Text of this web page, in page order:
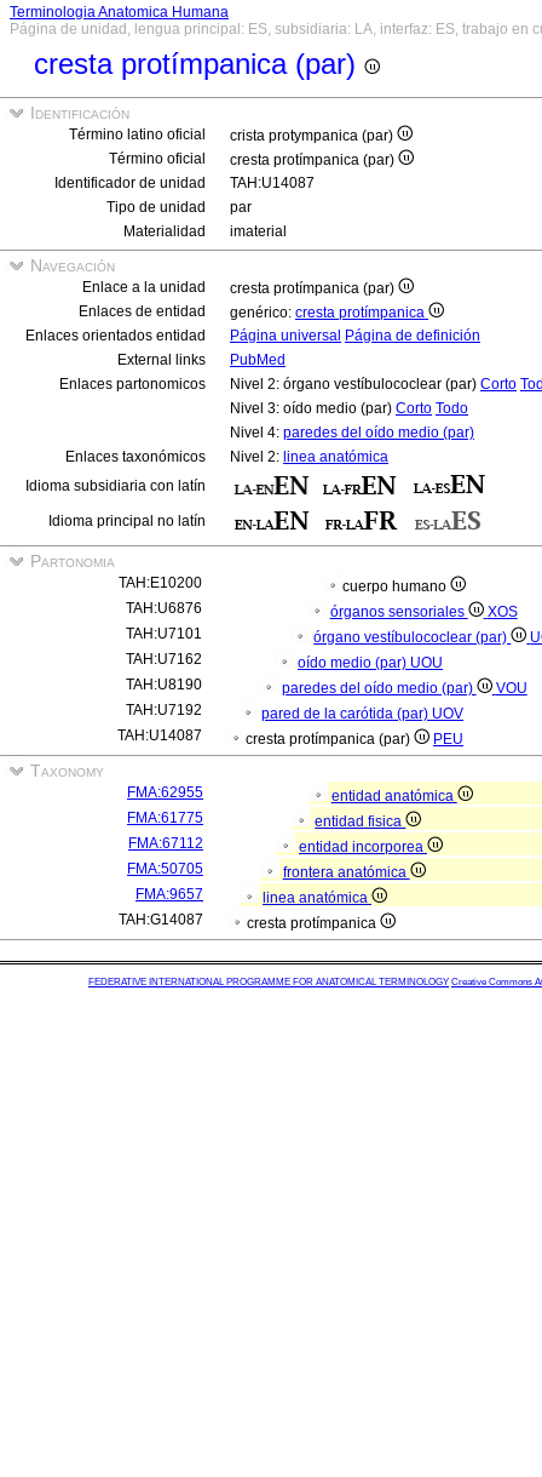
Terminologia Anatomica Humana
Página de unidad, lengua principal: ES, subsidiaria: LA, interfaz: ES, trabajo en
cresta protímpanica (par)
Identificación
Término latino oficial
crista protympanica (par)
Término oficial
cresta protímpanica (par)
Identificador de unidad
TAH:U14087
Tipo de unidad
par
Materialidad
imaterial
Navegación
Enlace a la unidad
cresta protímpanica (par)
Enlaces de entidad
genérico: cresta protímpanica
Enlaces orientados entidad
Página universal Página de definición
External links
PubMed
Enlaces partonomicos
Nivel 2: órgano vestíbulococlear (par) Corto
Nivel 3: oído medio (par) Corto Todo
Nivel 4: paredes del oído medio (par)
Enlaces taxonómicos
Nivel 2: linea anatómica
Idioma subsidiaria con latín
Idioma principal no latín
Partonomia
TAH:E10200
cuerpo humano
TAH:U6876
órganos sensoriales
XOS
TAH:U7101
órgano vestíbulococlear (par)
TAH:U7162
oído medio (par) UOU
TAH:U8190
paredes del oído medio (par)
VOU
TAH:U7192
pared de la carótida (par) UOV
TAH:U14087
cresta protímpanica (par) PEU
Taxonomy
FMA:62955
entidad anatómica
FMA:61775
entidad fisica
FMA:67112
entidad incorporea
FMA:50705
frontera anatómica
FMA:9657
linea anatómica
TAH:G14087
cresta protímpanica
FEDERATIVE INTERNATIONAL PROGRAMME FOR ANATOMICAL TERMINOLOGY Creative Commons